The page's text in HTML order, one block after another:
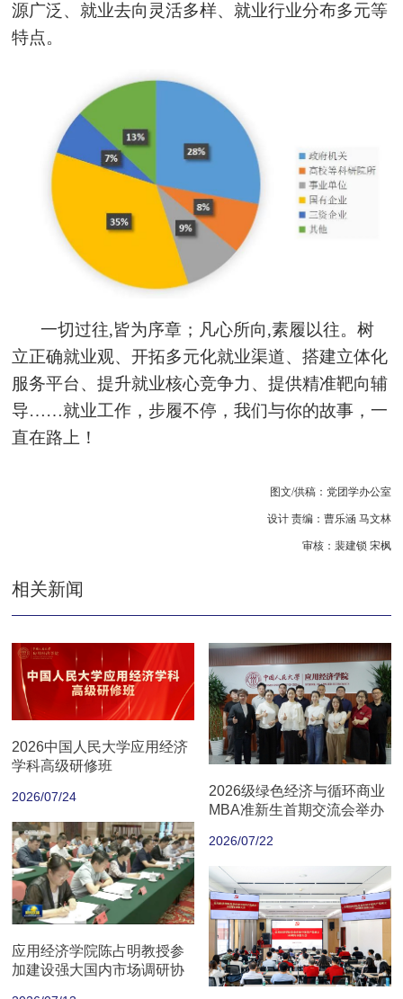
源广泛、就业去向灵活多样、就业行业分布多元等
特点。
一切过往,皆为序章；凡心所向,素履以往。树
立正确就业观、开拓多元化就业渠道、搭建立体化
服务平台、提升就业核心竞争力、提供精准靶向辅
导……就业工作，步履不停，我们与你的故事，一
直在路上！
图文/供稿：党团学办公室
设计 责编：曹乐涵 马文林
审核：裴建锁 宋枫
相关新闻
2026中国人民大学应用经济
学科高级研修班
2026/07/24
2026级绿色经济与循环商业
MBA准新生首期交流会举办
2026/07/22
应用经济学院陈占明教授参
加建设强大国内市场调研协